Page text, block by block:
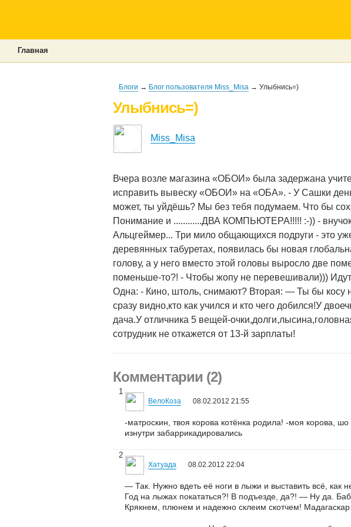
Главная
Блоги → Блог пользователя Miss_Misa → Улыбнись=)
Улыбнись=)
Miss_Misa
Вчера возле магазина «ОБОИ» была задержана
исправить вывеску «ОБОИ» на «ОБА». - У Сашки
может, ты уйдёшь? Мы без тебя подумаем. Что бы
Понимание и ............ДВА КОМПЬЮТЕРА!!!!! :-)) -
Альцгеймер... Три мило общающихся подруги - это
деревянных табуретах, появилась бы новая
голову, а у него вместо этой головы выросло две
поменьше-то?! - Чтобы жопу не перевешивали)))
Одна: - Кино, штоль, снимают? Вторая: — Ты бы косу
сразу видно,кто как учился и кто чего добился!У
дача.У отличника 5 вещей-
сотрудник не откажется от 13-й зарплаты!
Комментарии (2)
1
ВелоКоза 08.02.2012 21:55
-матроскин, твоя корова котёнка родила! -моя корова,
изнутри забаррикадировались
2
Хатуада 08.02.2012 22:04
— Так. Нужно вдеть её ноги в лыжи и выставить всё,
Год на лыжах покататься?! В подъезде, да?! — Ну да.
Крякнем, плюнем и надежно склеим скотчем!